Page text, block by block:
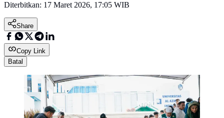
Diterbitkan: 17 Maret 2026, 17:05 WIB
Share
Copy Link
Batal